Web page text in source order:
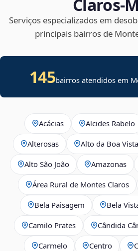
Serviços especializados em
principais bairros de
145bairros atendidos em
Acácias Alcides Rabelo
Alterosas Alto da Boa Vista
Alto São João Amazonas
Área Rural de Montes Claros
Bela Paisagem Bela
Camilo Prates Cândida
Carmelo Centro